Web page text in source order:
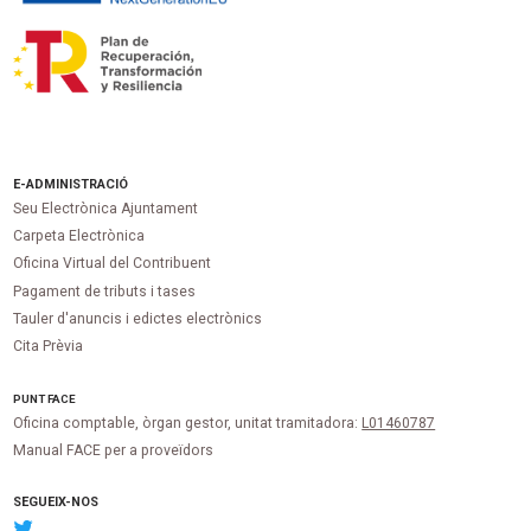
E-ADMINISTRACIÓ
Seu Electrònica Ajuntament
Carpeta Electrònica
Oficina Virtual del Contribuent
Pagament de tributs i tases
Tauler d'anuncis i edictes electrònics
Cita Prèvia
PUNTFACE
Oficina comptable, òrgan gestor, unitat tramitadora: L01460787
Manual FACE per a proveïdors
SEGUEIX-NOS